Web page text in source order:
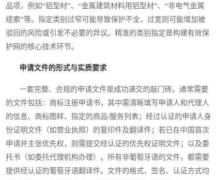
品项，例如“铝型材”、“金属建筑材料用铝型材”、“非电气金属
缆索”等。指定类别过窄可能导致保护不全，过宽则可能增加被
驳回的风险或引发不必要的异议。精准的类别指定是构建有效保
护网的核心技术环节。
申请文件的形式与实质要求
一套完整、合规的申请文件是成功递交的敲门砖。通常需要
的文件包括：商标注册申请书，其中需清晰填写申请人和代理人
的信息、商标图样、指定的商品/服务列表；经过认证的申请人身
份证明文件（如营业执照）的复印件及翻译件；若已在中国首次
申请并主张优先权，则需提交经认证的优先权证明文件；以及委
托书（如委托代理机构办理）。所有非葡萄牙语的文件，都需要
提供经认证的葡萄牙语翻译件。文件的格式、签名、认证方式均